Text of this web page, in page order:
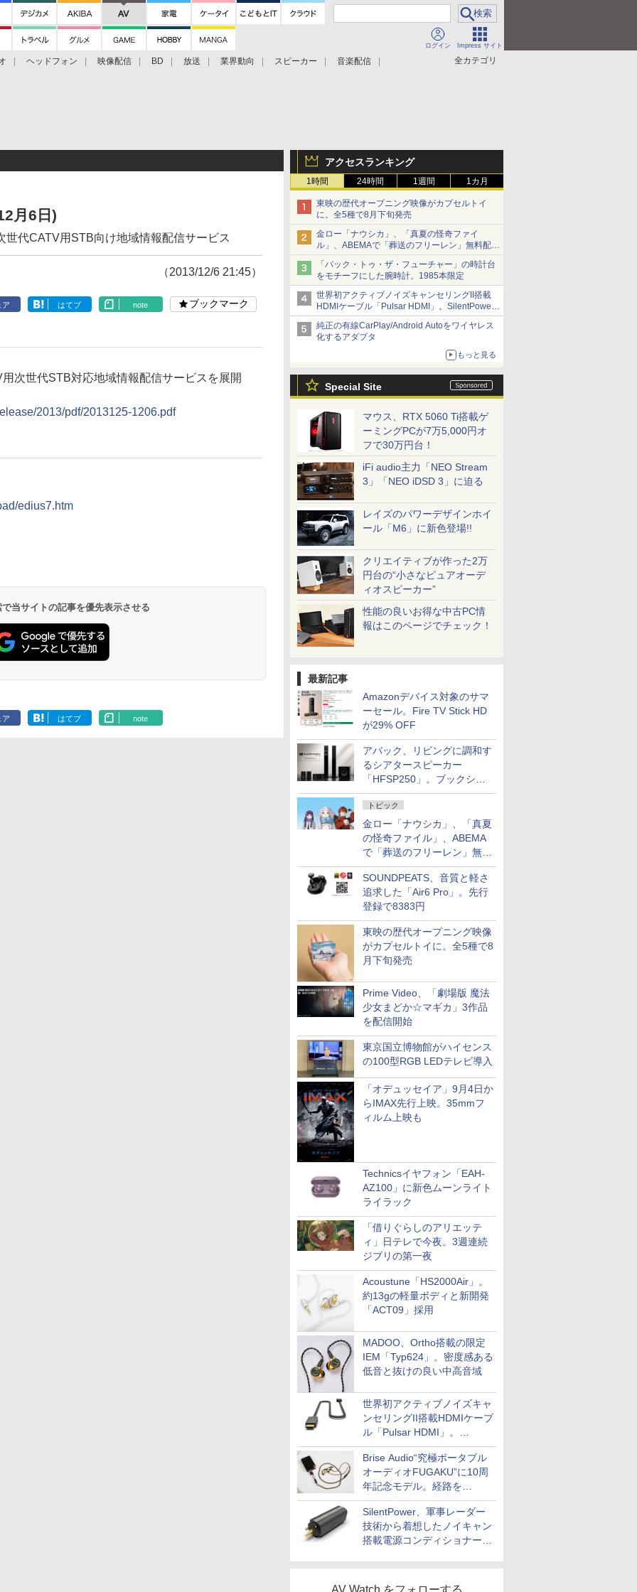
ログイン Impress サイト
全カテゴリ
ヘッドフォン 映像配信 BD 放送 業界動向 スピーカー
音楽配信
アクセスランキング
1時間 24時間 1週間 1カ月
東映の歴代オープニング映像がカプセルトイ
に。全5種で8月下旬発売
金ロー「ナウシカ」、「真夏の怪奇ファイ
ル」、ABEMAで「葬送のフリーレン」無料配信
など。夏の特番・配信情報
「バック・トゥ・ザ・フューチャー」の時計台
をモチーフにした腕時計。1985本限定
世界初アクティブノイズキャンセリングII搭載
HDMIケーブル「Pulsar HDMI」。SilentPower
から
純正の有線CarPlay/Android Autoをワイヤレス
化するアダプタ
もっと見る
Special Site
マウス、RTX 5060 Ti搭載ゲ
ーミングPCが7万5,000円オ
フで30万円台！
iFi audio主力「NEO Stream
3」「NEO iDSD 3」に迫る
レイズのパワーデザインホイ
ール「M6」に新色登場!!
クリエイティブが作った2万
円台の“小さなピュアオーデ
ィオスピーカー”
性能の良いお得な中古PC情
報はこのページでチェック！
最新記事
Amazonデバイス対象のサマ
ーセール。Fire TV Stick HD
が29% OFF
アバック、リビングに調和す
るシアタースピーカー
「HFSP250」。ブックシェ
ルフはペア3万円以下
トピック
金ロー「ナウシカ」、「真夏
の怪奇ファイル」、ABEMA
で「葬送のフリーレン」無料
配信など。夏の特番・配信情
報
SOUNDPEATS、音質と軽さ
追求した「Air6 Pro」。先行
登録で8383円
東映の歴代オープニング映像
がカプセルトイに。全5種で8
月下旬発売
Prime Video、「劇場版 魔法
少女まどか☆マギカ」3作品
を配信開始
東京国立博物館がハイセンス
の100型RGB LEDテレビ導入
「オデュッセイア」9月4日か
らIMAX先行上映。35mmフ
ィルム上映も
Technicsイヤフォン「EAH-
AZ100」に新色ムーンライト
ライラック
「借りぐらしのアリエッテ
ィ」日テレで今夜。3週連続
ジブリの第一夜
Acoustune「HS2000Air」。
約13gの軽量ボディと新開発
「ACT09」採用
MADOO、Ortho搭載の限定
IEM「Typ624」。密度感ある
低音と抜けの良い中高音域
世界初アクティブノイズキャ
ンセリングII搭載HDMIケーブ
ル「Pulsar HDMI」。
SilentPowerから
Brise Audio“究極ポータブル
オーディオFUGAKU”に10周
年記念モデル。経路を
NISHIKIで統一。400万円
SilentPower、軍事レーダー
技術から着想したノイキャン
搭載電源コンディショナー
AV Watch をフォローする
月6日)
世代CATV用STB向け地域情報配信サービス
（2013/12/6 21:45）
ア はてブ note ブックマーク
用次世代STB対応地域情報配信サービスを展開
2013/pdf/2013125-1206.pdf
edius7.htm
当サイトの記事を優先表示させる
ア はてブ note